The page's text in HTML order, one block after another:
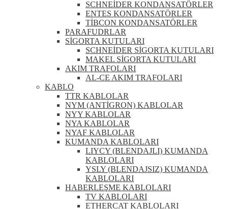
SCHNEİDER KONDANSATÖRLER
ENTES KONDANSATÖRLER
TİBCON KONDANSATÖRLER
PARAFUDRLAR
SİGORTA KUTULARI
SCHNEİDER SİGORTA KUTULARI
MAKEL SİGORTA KUTULARI
AKIM TRAFOLARI
AL-CE AKIM TRAFOLARI
KABLO
TTR KABLOLAR
NYM (ANTİGRON) KABLOLAR
NYY KABLOLAR
NYA KABLOLAR
NYAF KABLOLAR
KUMANDA KABLOLARI
LIYCY (BLENDAJLI) KUMANDA
KABLOLARI
YSLY (BLENDAJSIZ) KUMANDA
KABLOLARI
HABERLEŞME KABLOLARI
TV KABLOLARI
ETHERCAT KABLOLARI